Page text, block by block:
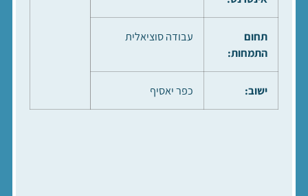
תחום
התמחות:
עבודה סוציאלית
ישוב: כפר יאסיף